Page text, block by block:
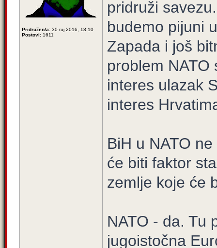
Pridružen/a: 30 ruj 2016, 18:10
Postovi: 1611
pridruži
budemo pijuni
Zapada i još
problem NATO
interes ulazak
interes
BiH u NATO
će biti faktor
zemlje koje će
NATO - da. Tu
jugoistočna